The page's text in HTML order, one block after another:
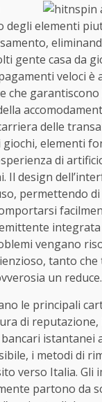
degli elementi
gente casa da
veloci è
che
delle
giochi, elementi
di
Il design
permettendo
vengano
tanto che
un reduce.
le principali
di reputazione,
istantanei
i metodi di
verso Italia. Gli
partono da